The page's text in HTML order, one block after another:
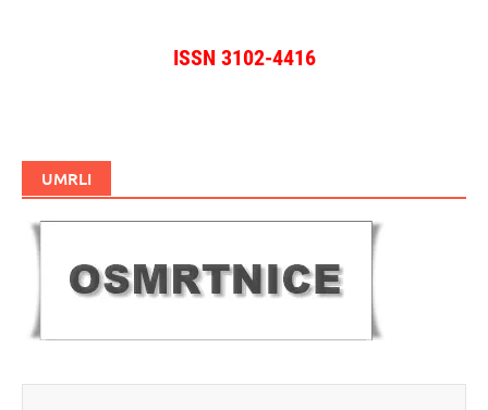
ISSN 3102-4416
UMRLI